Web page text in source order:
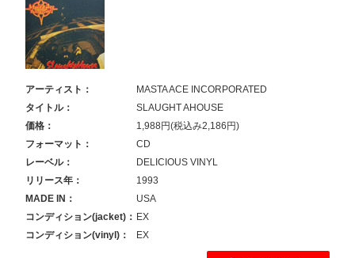
アーティスト：
MASTA ACE INCORPORATED
タイトル：
SLAUGHT AHOUSE
価格：
1,988円(税込み2,186円)
フォーマット：
CD
レーベル：
DELICIOUS VINYL
リリース年：
1993
MADE IN：
USA
コンディション(jacket)： EX
コンディション(vinyl)：
EX